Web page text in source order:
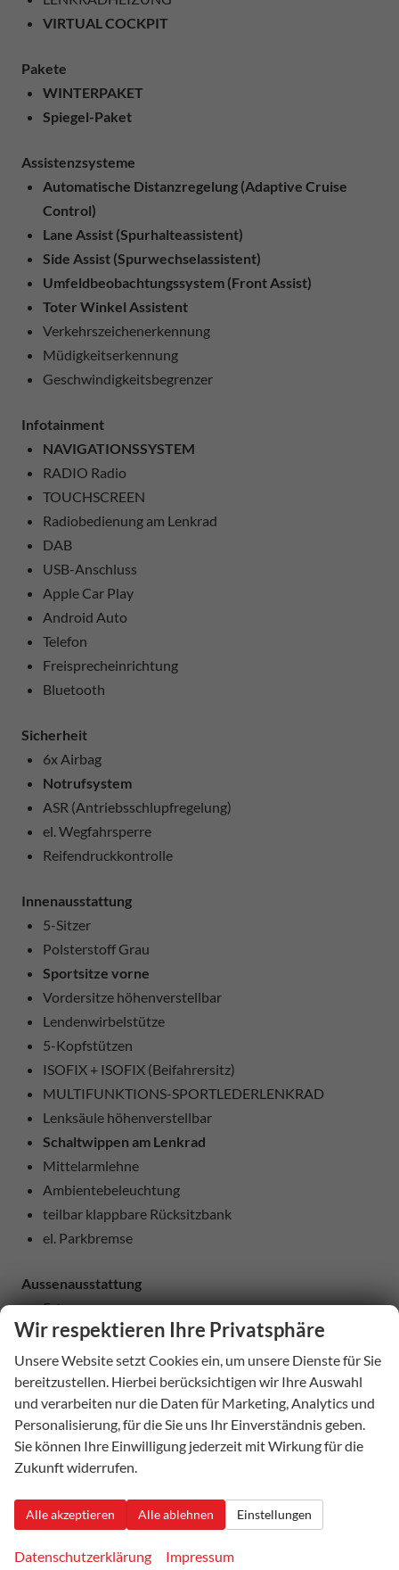
VIRTUAL COCKPIT
Pakete
WINTERPAKET
Spiegel-Paket
Assistenzsysteme
Automatische Distanzregelung (Adaptive Cruise
Control)
Lane Assist (Spurhalteassistent)
Side Assist (Spurwechselassistent)
Umfeldbeobachtungssystem (Front Assist)
Toter Winkel Assistent
Verkehrszeichenerkennung
Müdigkeitserkennung
Geschwindigkeitsbegrenzer
Infotainment
NAVIGATIONSSYSTEM
RADIO Radio
TOUCHSCREEN
Radiobedienung am Lenkrad
DAB
USB-Anschluss
Apple Car Play
Android Auto
Telefon
Freisprecheinrichtung
Bluetooth
Sicherheit
6x Airbag
Notrufsystem
ASR (Antriebsschlupfregelung)
el. Wegfahrsperre
Reifendruckkontrolle
Innenausstattung
5-Sitzer
Polsterstoff Grau
Sportsitze vorne
Vordersitze höhenverstellbar
Lendenwirbelstütze
5-Kopfstützen
ISOFIX + ISOFIX (Beifahrersitz)
MULTIFUNKTIONS-SPORTLEDERLENKRAD
Lenksäule höhenverstellbar
Schaltwippen am Lenkrad
Mittelarmlehne
Ambientebeleuchtung
teilbar klappbare Rücksitzbank
el. Parkbremse
Aussenausstattung
5-trg.
el. Fensterheber vorne + hinten
abgedunkelte Heckscheiben
el. heranklappbare und beheizbare Außenspiegel
Colorverglasung
Licht und Sicht
LED-SCHEINWERFER (VOLL)
LED-Heckleuchten
Lichtautomatik
Wir respektieren Ihre Privatsphäre
Unsere Website setzt Cookies ein, um unsere Dienste für Sie
bereitzustellen. Hierbei berücksichtigen wir Ihre Auswahl
und verarbeiten nur die Daten für Marketing, Analytics und
Personalisierung, für die Sie uns Ihr Einverständnis geben.
Sie können Ihre Einwilligung jederzeit mit Wirkung für die
Zukunft widerrufen.
Alle akzeptieren Alle ablehnen Einstellungen
Datenschutzerklärung Impressum